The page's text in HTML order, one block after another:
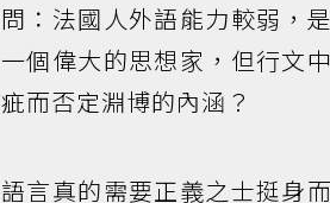
問：法國人外語能力較弱，
一個偉大的思想家，但行文
疵而否定淵博的內涵？
語言真的需要正義之士挺身